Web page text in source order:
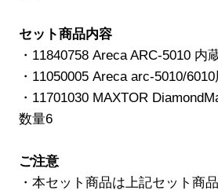
セット商品内容
・11840758 Areca ARC-5010
・11050005 Areca arc-5010/
・11701030 MAXTOR
数量6
ご注意
・本セット商品は上記セット商